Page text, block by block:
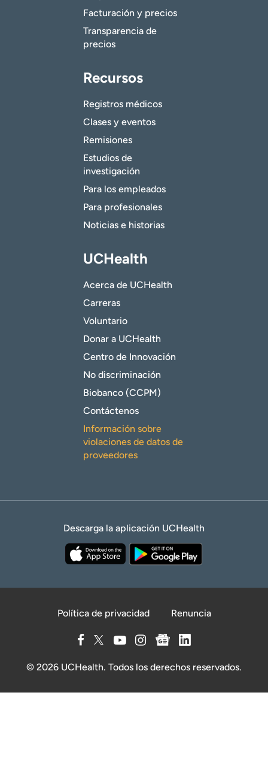
Facturación y precios
Transparencia de
precios
Recursos
Registros médicos
Clases y eventos
Remisiones
Estudios de
investigación
Para los empleados
Para profesionales
Noticias e historias
UCHealth
Acerca de UCHealth
Carreras
Voluntario
Donar a UCHealth
Centro de Innovación
No discriminación
Biobanco (CCPM)
Contáctenos
Información sobre
violaciones de datos de
proveedores
Descarga la aplicación UCHealth
Política de privacidad Renuncia
© 2026 UCHealth. Todos los derechos reservados.